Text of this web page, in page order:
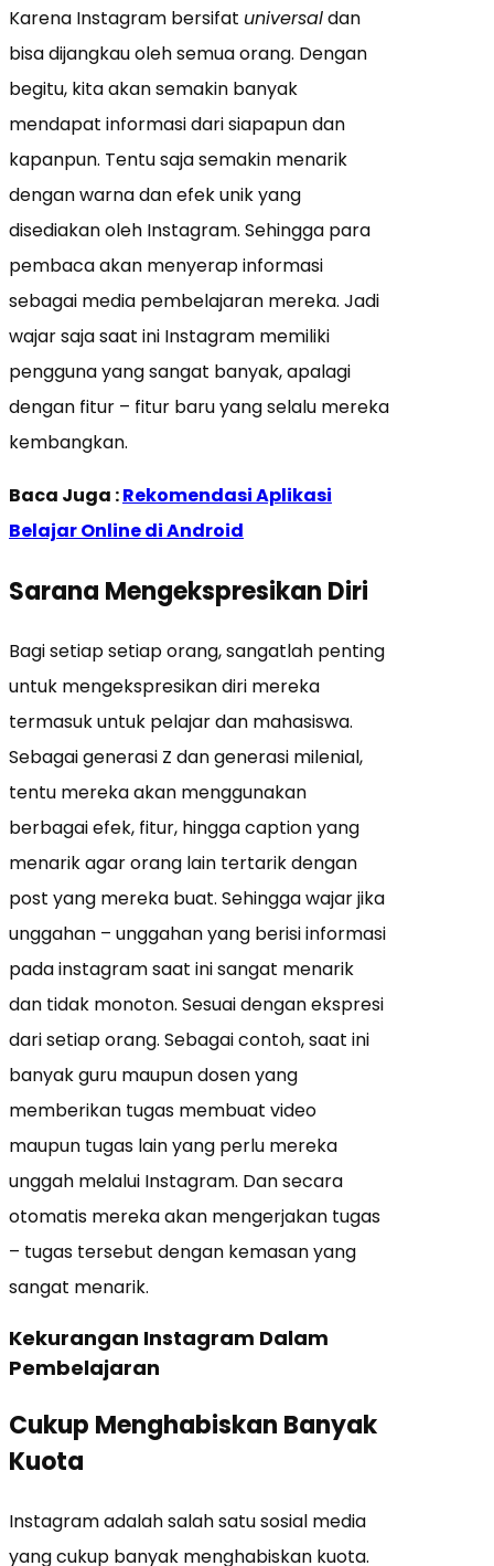
Karena Instagram bersifat universaldan
bisa dijangkau oleh semua orang. Dengan
begitu, kita akan semakin banyak
mendapat informasi dari siapapun dan
kapanpun. Tentu saja semakin menarik
dengan warna dan efek unik yang
disediakan oleh Instagram. Sehingga para
pembaca akan menyerap informasi
sebagai media pembelajaran mereka. Jadi
wajar saja saat ini Instagram memiliki
pengguna yang sangat banyak, apalagi
dengan fitur – fitur baru yang selalu mereka
kembangkan.
Baca Juga :Rekomendasi Aplikasi
Belajar Online di Android
Sarana Mengekspresikan Diri
Bagi setiap setiap orang, sangatlah penting
untuk mengekspresikan diri mereka
termasuk untuk pelajar dan mahasiswa.
Sebagai generasi Z dan generasi milenial,
tentu mereka akan menggunakan
berbagai efek, fitur, hingga caption yang
menarik agar orang lain tertarik dengan
post yang mereka buat. Sehingga wajar jika
unggahan – unggahan yang berisi informasi
pada instagram saat ini sangat menarik
dan tidak monoton. Sesuai dengan ekspresi
dari setiap orang. Sebagai contoh, saat ini
banyak guru maupun dosen yang
memberikan tugas membuat video
maupun tugas lain yang perlu mereka
unggah melalui Instagram. Dan secara
otomatis mereka akan mengerjakan tugas
– tugas tersebut dengan kemasan yang
sangat menarik.
Kekurangan Instagram Dalam
Pembelajaran
Cukup Menghabiskan Banyak
Kuota
Instagram adalah salah satu sosial media
yang cukup banyak menghabiskan kuota.